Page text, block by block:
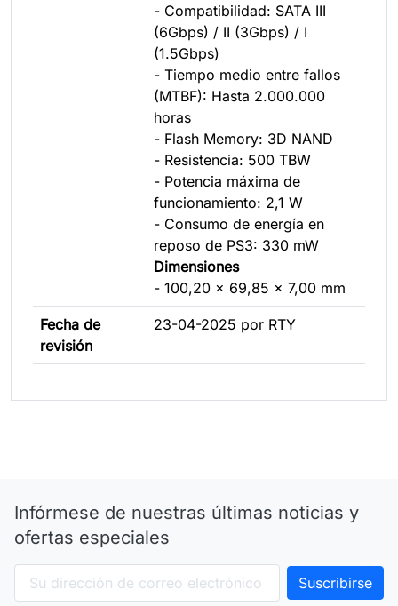
- Compatibilidad: SATA III
(6Gbps) / II (3Gbps) / I
(1.5Gbps)
- Tiempo medio entre fallos
(MTBF): Hasta 2.000.000
horas
- Flash Memory: 3D NAND
- Resistencia: 500 TBW
- Potencia máxima de
funcionamiento: 2,1 W
- Consumo de energía en
reposo de PS3: 330 mW
Dimensiones
- 100,20 x 69,85 x 7,00 mm
Fecha de
revisión
23-04-2025 por RTY
Infórmese de nuestras últimas noticias y
ofertas especiales